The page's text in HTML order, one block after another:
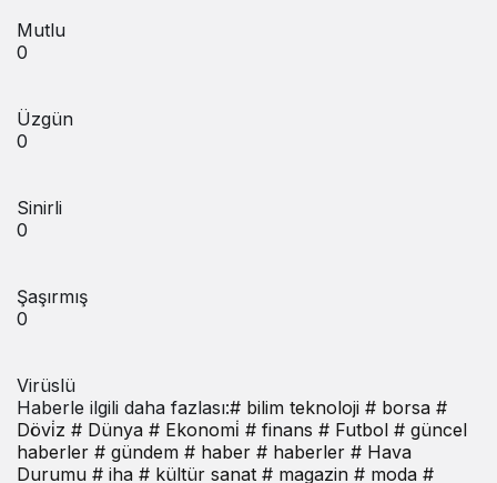
Mutlu
0
Üzgün
0
Sinirli
0
Şaşırmış
0
Virüslü
Haberle ilgili daha fazlası:# bilim teknoloji # borsa #
Dövi̇z # Dünya # Ekonomi̇ # finans # Futbol # güncel
haberler # gündem # haber # haberler # Hava
Durumu # iha # kültür sanat # magazin # moda #